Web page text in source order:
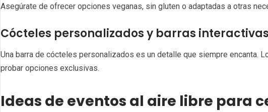
Asegúrate de ofrecer opciones veganas, sin gluten o adaptadas a otras
Cócteles personalizados y barras interactivas
Una barra de cócteles personalizados es un detalle que siempre encanta.
probar opciones exclusivas.
Ideas de eventos al aire libre para